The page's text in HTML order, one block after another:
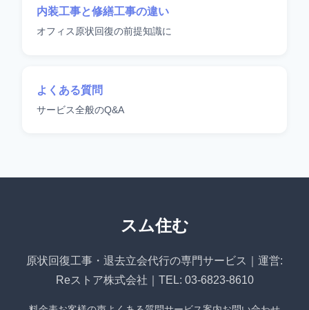
内装工事と修繕工事の違い
オフィス原状回復の前提知識に
よくある質問
サービス全般のQ&A
スム住む
原状回復工事・退去立会代行の専門サービス｜運営:
Reストア株式会社｜TEL: 03-6823-8610